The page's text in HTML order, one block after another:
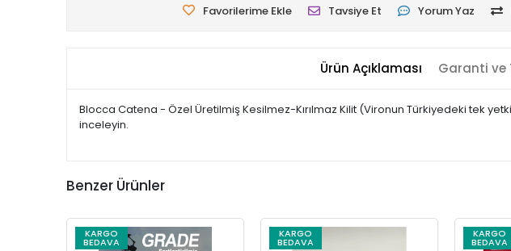
Favorilerime Ekle Tavsiye Et Yorum Yaz
Ürün Açıklaması Garanti ve
Blocca Catena - Özel Üretilmiş Kesilmez-Kırılmaz Kilit (Vironun Türkiyedeki tek
inceleyin.
Benzer Ürünler
KARGO
BEDAVA
KARGO
BEDAVA
KARGO
BEDAVA